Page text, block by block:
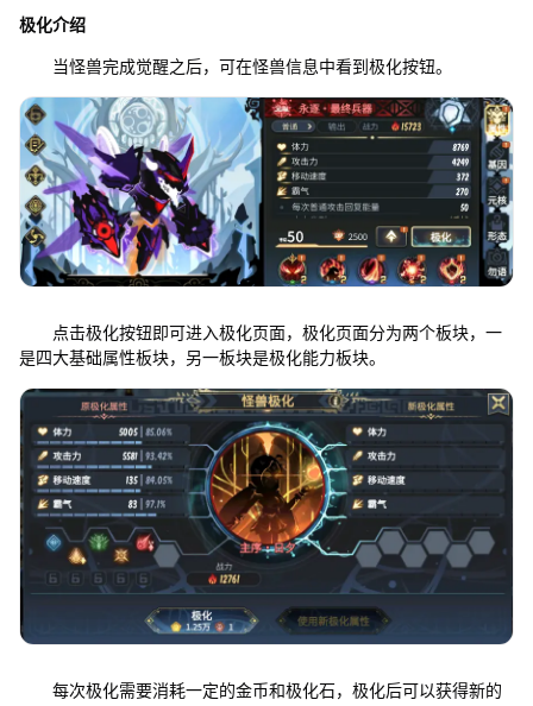
极化介绍
当怪兽完成觉醒之后，可在怪兽信息中看到极化按钮。
点击极化按钮即可进入极化页面，极化页面分为两个板块，一
是四大基础属性板块，另一板块是极化能力板块。
每次极化需要消耗一定的金币和极化石，极化后可以获得新的